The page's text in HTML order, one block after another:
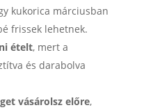
kukorica márciusban
frissek lehetnek.
ételt, mert a
és darabolva
vásárolsz előre,